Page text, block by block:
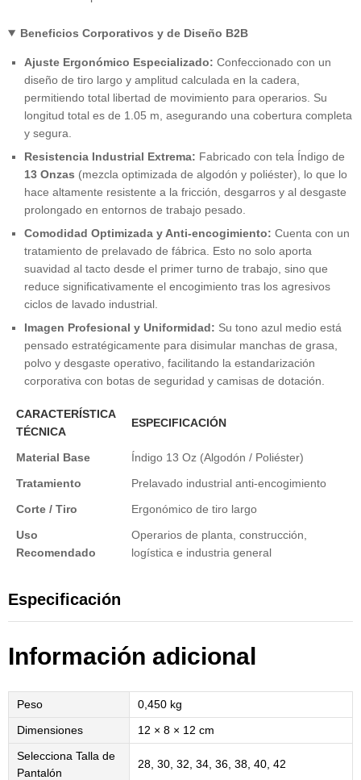
Beneficios Corporativos y de Diseño B2B
Ajuste Ergonómico Especializado: Confeccionado con un
diseño de tiro largo y amplitud calculada en la cadera,
permitiendo total libertad de movimiento para operarios. Su
longitud total es de 1.05 m, asegurando una cobertura completa
y segura.
Resistencia Industrial Extrema: Fabricado con tela Índigo de
13 Onzas (mezcla optimizada de algodón y poliéster), lo que lo
hace altamente resistente a la fricción, desgarros y al desgaste
prolongado en entornos de trabajo pesado.
Comodidad Optimizada y Anti-encogimiento: Cuenta con un
tratamiento de prelavado de fábrica. Esto no solo aporta
suavidad al tacto desde el primer turno de trabajo, sino que
reduce significativamente el encogimiento tras los agresivos
ciclos de lavado industrial.
Imagen Profesional y Uniformidad: Su tono azul medio está
pensado estratégicamente para disimular manchas de grasa,
polvo y desgaste operativo, facilitando la estandarización
corporativa con botas de seguridad y camisas de dotación.
CARACTERÍSTICA
TÉCNICA
ESPECIFICACIÓN
Material Base
Índigo 13 Oz (Algodón / Poliéster)
Tratamiento
Prelavado industrial anti-encogimiento
Corte / Tiro
Ergonómico de tiro largo
Uso
Recomendado
Operarios de planta, construcción,
logística e industria general
Especificación
Información adicional
Peso
0,450 kg
Dimensiones
12 × 8 × 12 cm
Selecciona Talla de
Pantalón
28, 30, 32, 34, 36, 38, 40, 42